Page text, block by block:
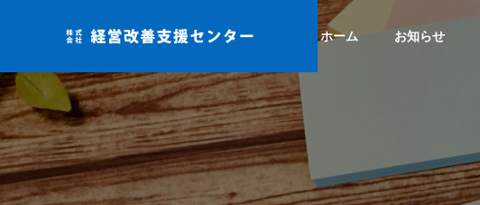
ホーム お知らせ
事業ドメイン
私たちの考え方